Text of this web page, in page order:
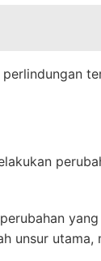
unsur utama,